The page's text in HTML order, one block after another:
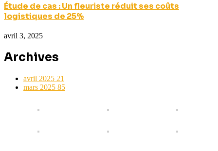
Étude de cas : Un fleuriste réduit ses coûts
logistiques de 25%
avril 3, 2025
Archives
avril 2025 21
mars 2025 85